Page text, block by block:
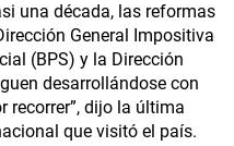
una década, las reformas
General Impositiva
(BPS) y la Dirección
desarrollándose con
recorrer”, dijo la última
que visitó el país.